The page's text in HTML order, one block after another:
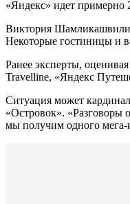
«Яндекс» идет
Виктория Шамликашвили
Некоторые гостиницы и
Ранее эксперты,
Travelline, «Яндекс
Ситуация может
«Островок». «Разговоры
мы получим одного